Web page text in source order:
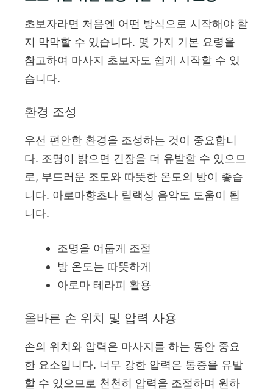
초보자라면 처음엔 어떤 방식으로 시작해야 할
지 막막할 수 있습니다. 몇 가지 기본 요령을
참고하여 마사지 초보자도 쉽게 시작할 수 있
습니다.
환경 조성
우선 편안한 환경을 조성하는 것이 중요합니
다. 조명이 밝으면 긴장을 더 유발할 수 있으므
로, 부드러운 조도와 따뜻한 온도의 방이 좋습
니다. 아로마향초나 릴랙싱 음악도 도움이 됩
니다.
조명을 어둡게 조절
방 온도는 따뜻하게
아로마 테라피 활용
올바른 손 위치 및 압력 사용
손의 위치와 압력은 마사지를 하는 동안 중요
한 요소입니다. 너무 강한 압력은 통증을 유발
할 수 있으므로 천천히 압력을 조절하며 원하